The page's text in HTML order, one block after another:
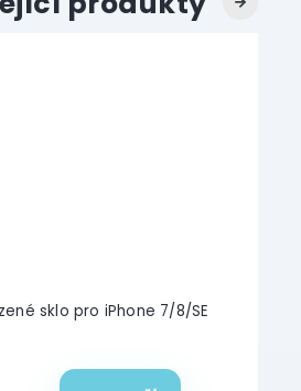
sklo pro iPhone 7/8/SE